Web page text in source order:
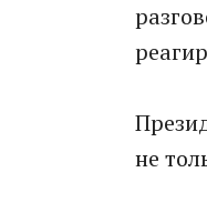
не